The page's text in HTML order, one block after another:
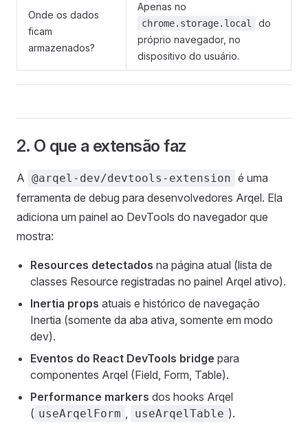
Onde os dados
ficam
armazenados?
Apenas no
chrome.storage.local
do
próprio navegador, no
dispositivo do usuário.
2. O que a extensão faz
A @arqel-dev/devtools-extension é uma
ferramenta de debug para desenvolvedores Arqel. Ela
adiciona um painel ao DevTools do navegador que
mostra:
Resources detectados na página atual (lista de
classes Resource registradas no painel Arqel ativo).
Inertia props atuais e histórico de navegação
Inertia (somente da aba ativa, somente em modo
dev).
Eventos do React DevTools bridge para
componentes Arqel (Field, Form, Table).
Performance markers dos hooks Arqel
( useArqelForm , useArqelTable ).